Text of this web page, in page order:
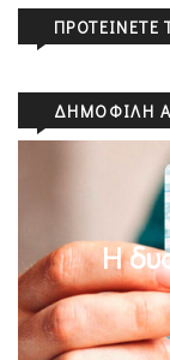
ΠΡΟΤΕΊΝΕΤΕ
ΔΗΜΟΦΙΛΉ
Η